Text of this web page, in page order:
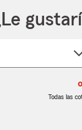
Todas las